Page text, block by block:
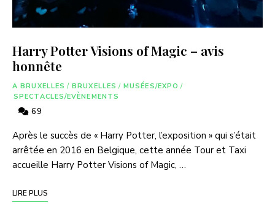
Harry Potter Visions of Magic – avis
honnête
A BRUXELLES / BRUXELLES / MUSÉES/EXPO /
SPECTACLES/EVÈNEMENTS
69
Après le succès de « Harry Potter, l’exposition » qui s’était
arrêtée en 2016 en Belgique, cette année Tour et Taxi
accueille Harry Potter Visions of Magic, …
LIRE PLUS